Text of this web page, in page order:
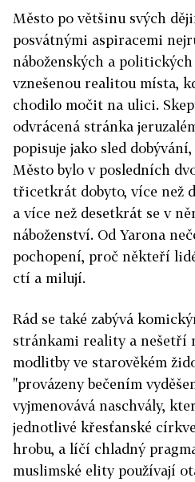
Město po většinu svých
posvátnými aspiracemi
náboženských a
vznešenou realitou místa,
chodilo močit na ulici.
odvrácená stránka
popisuje jako sled
Město bylo v posledních
třicetkrát dobyto, více než
a více než desetkrát se v
náboženství. Od Yarona
pochopení, proč někteří
ctí a milují.
Rád se také zabývá
stránkami reality a nešetří
modlitby ve starověkém
"provázeny bečením
vyjmenovává naschvály,
jednotlivé křesťanské
hrobu, a líčí chladný
muslimské elity používají